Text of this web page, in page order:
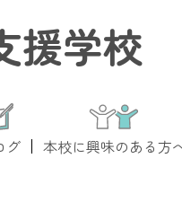
援学校
グ 本校に興味のある方